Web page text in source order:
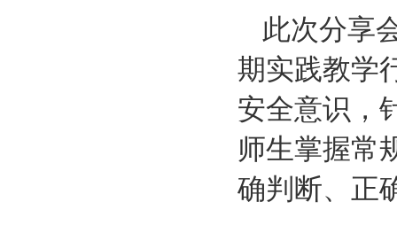
此次分享
期实践教学
安全意识，
师生掌握常
确判断、正